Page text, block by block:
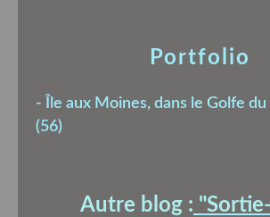
Portfolio
- Île aux Moines, dans le Golfe
(56)
Autre blog :